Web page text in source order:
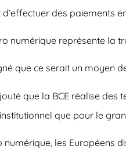
des paiements
numérique représente
que ce serait un moyen
que la BCE réalise des
que pour le
numérique, les